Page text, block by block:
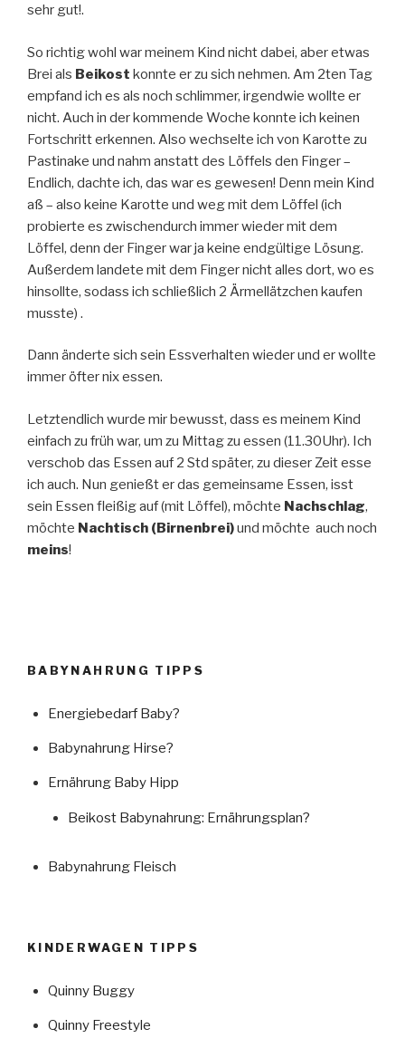
sehr gut!.
So richtig wohl war meinem Kind nicht dabei, aber etwas
Brei als Beikost konnte er zu sich nehmen. Am 2ten Tag
empfand ich es als noch schlimmer, irgendwie wollte er
nicht. Auch in der kommende Woche konnte ich keinen
Fortschritt erkennen. Also wechselte ich von Karotte zu
Pastinake und nahm anstatt des Löffels den Finger –
Endlich, dachte ich, das war es gewesen! Denn mein Kind
aß – also keine Karotte und weg mit dem Löffel (ich
probierte es zwischendurch immer wieder mit dem
Löffel, denn der Finger war ja keine endgültige Lösung.
Außerdem landete mit dem Finger nicht alles dort, wo es
hinsollte, sodass ich schließlich 2 Ärmellätzchen kaufen
musste) .
Dann änderte sich sein Essverhalten wieder und er wollte
immer öfter nix essen.
Letztendlich wurde mir bewusst, dass es meinem Kind
einfach zu früh war, um zu Mittag zu essen (11.30Uhr). Ich
verschob das Essen auf 2 Std später, zu dieser Zeit esse
ich auch. Nun genießt er das gemeinsame Essen, isst
sein Essen fleißig auf (mit Löffel), möchte Nachschlag,
möchte Nachtisch (Birnenbrei)und möchte auch noch
meins!
BABYNAHRUNG TIPPS
Energiebedarf Baby?
Babynahrung Hirse?
Ernährung Baby Hipp
Beikost Babynahrung: Ernährungsplan?
Babynahrung Fleisch
KINDERWAGEN TIPPS
Quinny Buggy
Quinny Freestyle